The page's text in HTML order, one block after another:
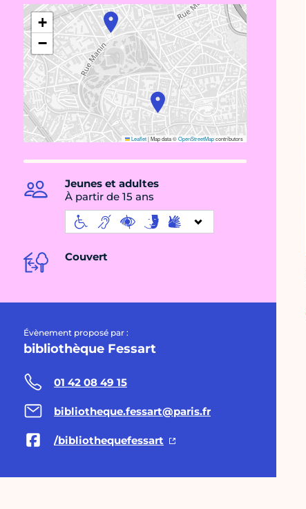
+
−
Leaflet|Map data ©OpenStreetMapcontributors
Jeunes et adultes
À partir de 15 ans
Couvert
Évènement proposé par :
bibliothèque Fessart
01 42 08 49 15
bibliotheque.fessart@paris.fr
/bibliothequefessart